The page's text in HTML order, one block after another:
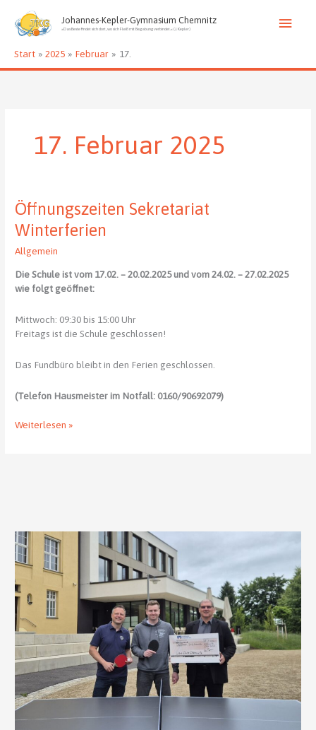
Inhalt
springen
Johannes-Kepler-Gymnasium Chemnitz
»Das Beste findet sich dort, wo sich Fleiß mit Begabung verbindet.« (J. Kepler)
Start 2025 Februar 17.
17. Februar 2025
Öffnungszeiten Sekretariat
Winterferien
Allgemein
Die Schule ist vom 17.02. – 20.02.2025 und vom 24.02. – 27.02.2025
wie folgt geöffnet:
Mittwoch: 09:30 bis 15:00 Uhr
Freitags ist die Schule geschlossen!
Das Fundbüro bleibt in den Ferien geschlossen.
(Telefon Hausmeister im Notfall: 0160/90692079)
Öffnungszeiten
Weiterlesen »